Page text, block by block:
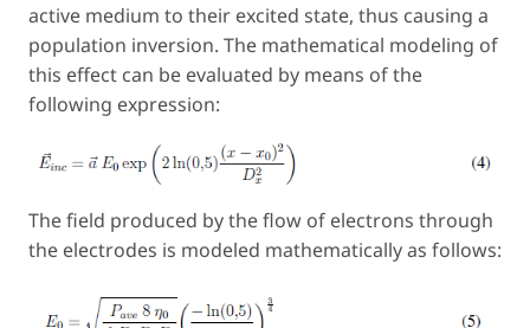
active medium to their excited state, thus causing a
population inversion. The mathematical modeling of
this effect can be evaluated by means of the
following expression:
The field produced by the flow of electrons through
the electrodes is modeled mathematically as follows: